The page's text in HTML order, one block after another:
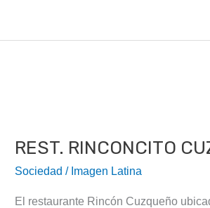
REST. RINCONCITO
Sociedad / Imagen Latina
El restaurante Rincón Cuzqueño
CUZQUEÑO